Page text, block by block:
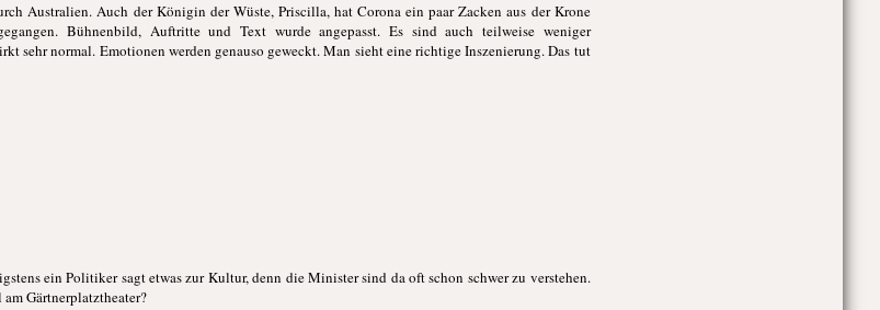
Australien. Auch der Königin der Wüste, Priscilla, hat Corona ein paar Zacken aus der Krone
Bühnenbild, Auftritte und Text wurde angepasst. Es sind auch teilweise weniger
sehr normal. Emotionen werden genauso geweckt. Man sieht eine richtige Inszenierung. Das tut
ein Politiker sagt etwas zur Kultur, denn die Minister sind da oft schon schwer zu verstehen.
Gärtnerplatztheater?